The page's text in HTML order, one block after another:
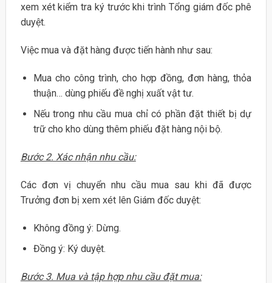
xem xét kiểm tra ký trước khi trình Tổng giám đốc phê
duyệt.
Việc mua và đặt hàng được tiến hành như sau:
Mua cho công trình, cho hợp đồng, đơn hàng, thỏa
thuận… dùng phiếu đề nghị xuất vật tư.
Nếu trong nhu cầu mua chỉ có phần đặt thiết bị dự
trữ cho kho dùng thêm phiếu đặt hàng nội bộ.
Bước 2. Xác nhận nhu cầu:
Các đơn vị chuyển nhu cầu mua sau khi đã được
Trưởng đơn bị xem xét lên Giám đốc duyệt:
Không đồng ý: Dừng.
Đồng ý: Ký duyệt.
Bước 3. Mua và tập hợp nhu cầu đặt mua: